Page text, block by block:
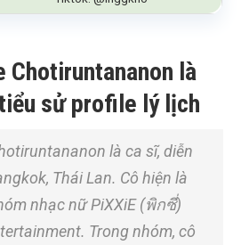
Chotiruntananon là
sử profile lý lịch
là ca sĩ, diễn
Thái Lan. Cô hiện là
nhạc nữ PiXXiE (พิกซี่)
Trong nhóm, cô